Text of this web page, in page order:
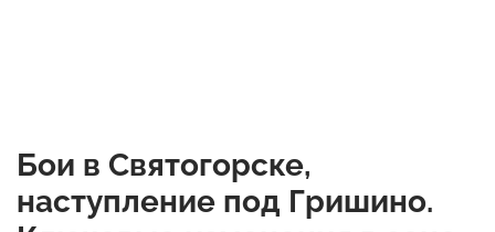
Бои в Святогорске,
наступление под Гришино.